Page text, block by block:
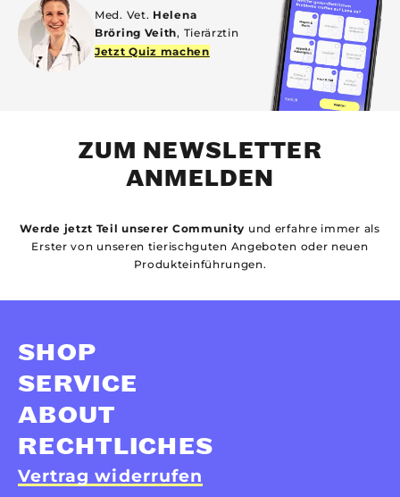
Med. Vet. Helena
Bröring Veith, Tierärztin
Jetzt Quiz machen
ZUM NEWSLETTER
ANMELDEN
Werde jetzt Teil unserer Community und erfahre immer als
Erster von unseren tierischguten Angeboten oder neuen
Produkteinführungen.
SHOP
SERVICE
ABOUT
RECHTLICHES
Vertrag widerrufen